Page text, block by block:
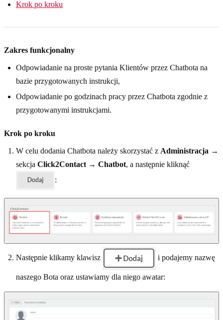
Krok po kroku
Zakres funkcjonalny
Odpowiadanie na proste pytania Klientów przez Chatbota na
bazie przygotowanych instrukcji,
Odpowiadanie po godzinach pracy przez Chatbota zgodnie z
przygotowanymi instrukcjami.
Krok po kroku
W celu dodania Chatbota należy skorzystać z Administracja →
sekcja Click2Contact → Chatbot, a następnie kliknąć
:
Następnie klikamy klawisz i podajemy nazwę
naszego Bota oraz ustawiamy dla niego awatar: